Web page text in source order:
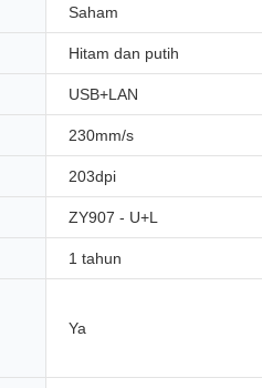
Saham
Hitam dan putih
USB+LAN
230mm/s
203dpi
ZY907 - U+L
1 tahun
Ya